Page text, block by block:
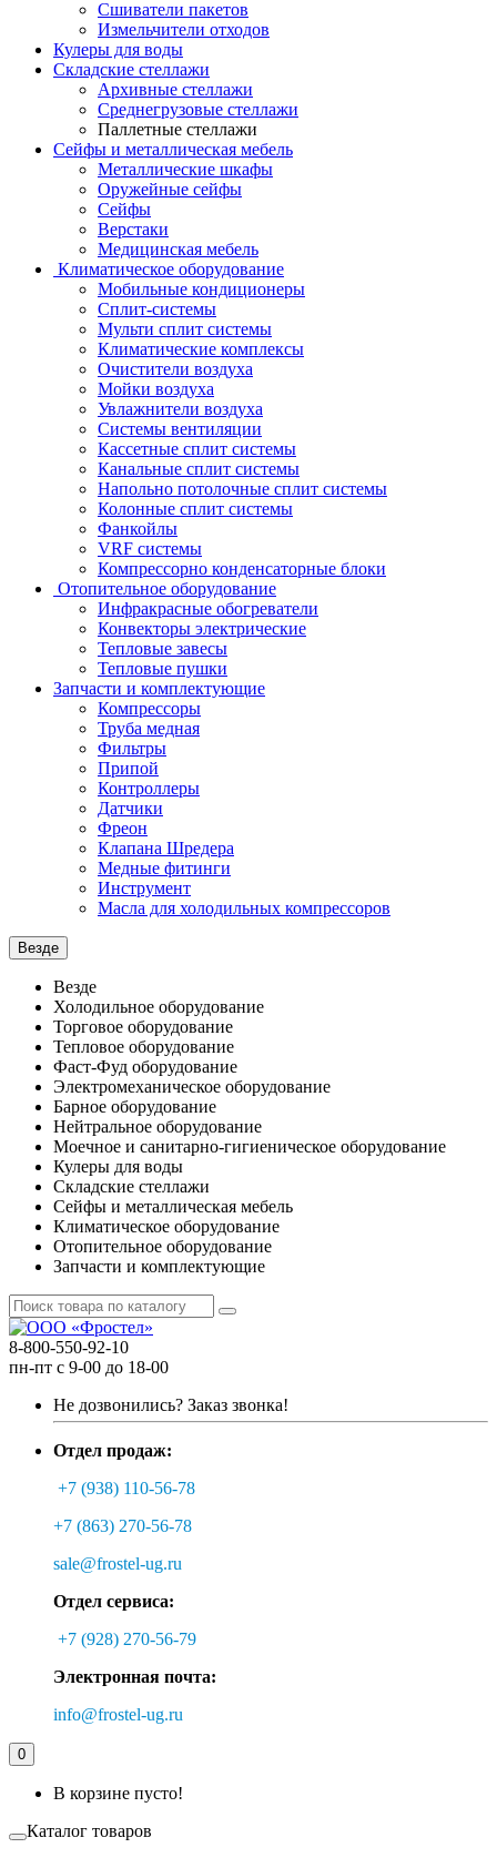
Сшиватели пакетов
Измельчители отходов
Кулеры для воды
Складские стеллажи
Архивные стеллажи
Среднегрузовые стеллажи
Паллетные стеллажи
Сейфы и металлическая мебель
Металлические шкафы
Оружейные сейфы
Сейфы
Верстаки
Медицинская мебель
Климатическое оборудование
Мобильные кондиционеры
Сплит-системы
Мульти сплит системы
Климатические комплексы
Очистители воздуха
Мойки воздуха
Увлажнители воздуха
Системы вентиляции
Кассетные сплит системы
Канальные сплит системы
Напольно потолочные сплит системы
Колонные сплит системы
Фанкойлы
VRF системы
Компрессорно конденсаторные блоки
Отопительное оборудование
Инфракрасные обогреватели
Конвекторы электрические
Тепловые завесы
Тепловые пушки
Запчасти и комплектующие
Компрессоры
Труба медная
Фильтры
Припой
Контроллеры
Датчики
Фреон
Клапана Шредера
Медные фитинги
Инструмент
Масла для холодильных компрессоров
Везде
Везде
Холодильное оборудование
Торговое оборудование
Тепловое оборудование
Фаст-Фуд оборудование
Электромеханическое оборудование
Барное оборудование
Нейтральное оборудование
Моечное и санитарно-гигиеническое оборудование
Кулеры для воды
Складские стеллажи
Сейфы и металлическая мебель
Климатическое оборудование
Отопительное оборудование
Запчасти и комплектующие
8-800-550-92-10
пн-пт с 9-00 до 18-00
Не дозвонились? Заказ звонка!
Отдел продаж:
+7 (938) 110-56-78
+7 (863) 270-56-78
sale@frostel-ug.ru
Отдел сервиса:
+7 (928) 270-56-79
Электронная почта:
info@frostel-ug.ru
0
В корзине пусто!
Каталог товаров